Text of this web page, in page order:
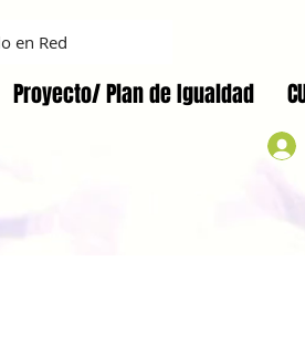
Proyecto/ Plan de Igualdad
en Red